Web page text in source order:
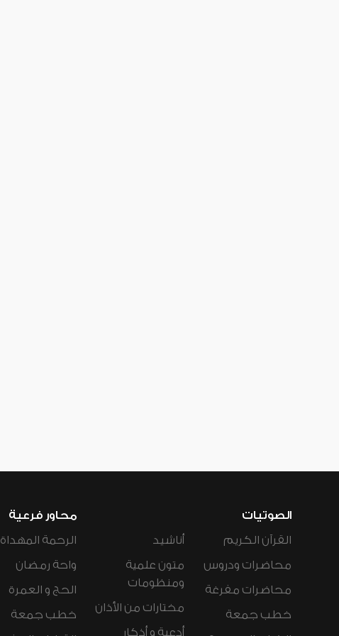
الصوتيات
القرآن الكريم
محاضرات ودروس
محاضرات مفرغة
خطب جمعة
أناشيد
متون علمية
ومنظومات
مختارات من الأذان
أدعية و أذكار
محاور فرعية
الرحمة المهداة
واحة رمضان
الحج و العمرة
خطب جمعة